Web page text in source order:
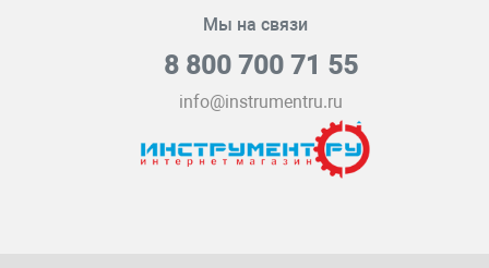
Мы на связи
8 800 700 71 55
info@instrumentru.ru